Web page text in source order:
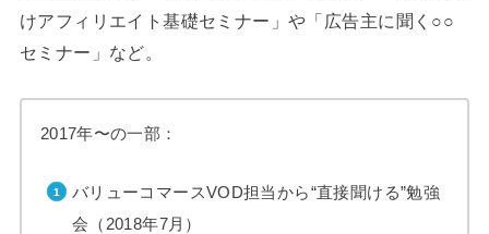
けアフィリエイト基礎セミナー」や「広告主に聞く○○
セミナー」など。
2017年〜の一部：
バリューコマースVOD担当から“直接聞ける”勉強
会（2018年7月）